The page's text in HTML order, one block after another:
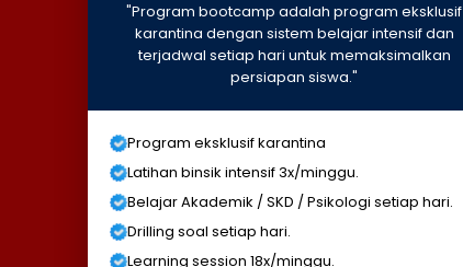
"Program bootcamp adalah program eksklusif
karantina dengan sistem belajar intensif dan
terjadwal setiap hari untuk memaksimalkan
persiapan siswa."
Program eksklusif karantina
Latihan binsik intensif 3x/minggu.
Belajar Akademik / SKD / Psikologi setiap hari.
Drilling soal setiap hari.
Learning session 18x/minggu.